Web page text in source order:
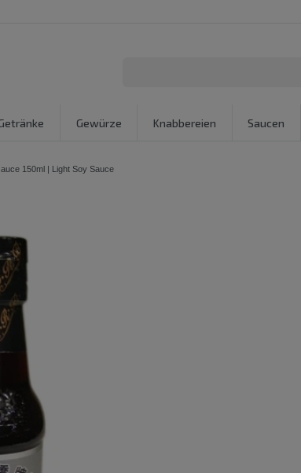
Gewürze Knabbereien Saucen
150ml | Light Soy Sauce